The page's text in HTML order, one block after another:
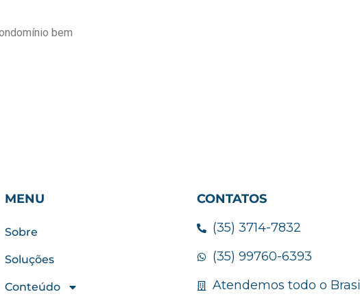
bem
MENU
Sobre
Soluções
Conteúdo
CONTATOS
(35) 3714-7832
(35) 99760-6393
Atendemos todo o Brasil